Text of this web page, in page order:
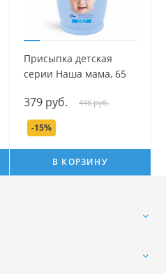
Присыпка детская
серии Наша мама, 65
379 руб. 446 руб.
-15%
В КОРЗИНУ